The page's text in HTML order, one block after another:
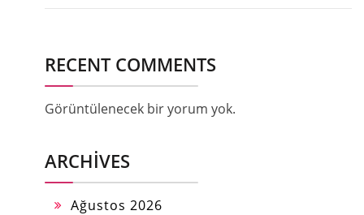
RECENT COMMENTS
Görüntülenecek bir yorum yok.
ARCHIVES
Ağustos 2026